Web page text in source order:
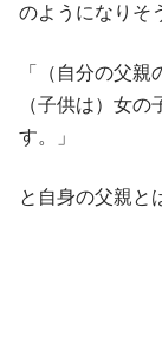
のようになりそ
「（自分の父
（子供は）女
す。」
と自身の父親と